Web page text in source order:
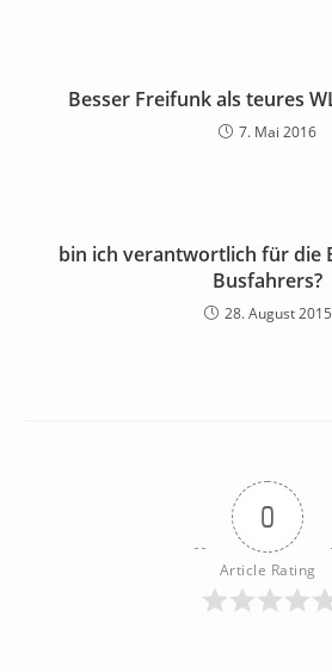
Besser Freifunk als teures
7. Mai 2016
bin ich verantwortlich für die
Busfahrers?
28. August 2015
0
Article Rating